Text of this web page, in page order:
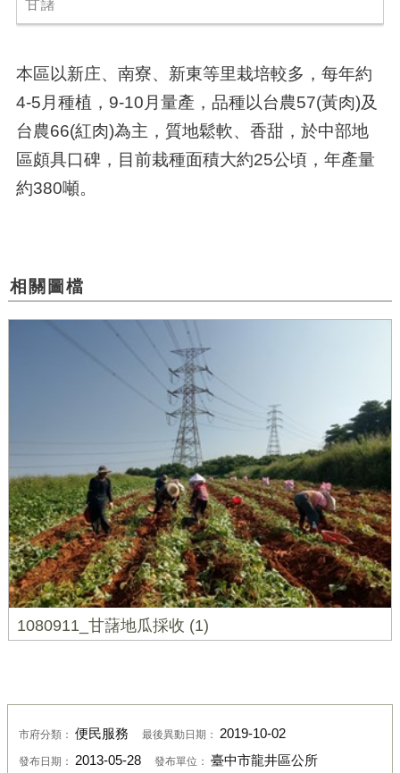
甘藷
本區以新庄、南寮、新東等里栽培較多，每年約
4-5月種植，9-10月量產，品種以台農57(黃肉)及
台農66(紅肉)為主，質地鬆軟、香甜，於中部地
區頗具口碑，目前栽種面積大約25公頃，年產量
約380噸。
相關圖檔
1080911_甘藷地瓜採收 (1)
市府分類： 便民服務 最後異動日期： 2019-10-02
發布日期： 2013-05-28 發布單位： 臺中市龍井區公所